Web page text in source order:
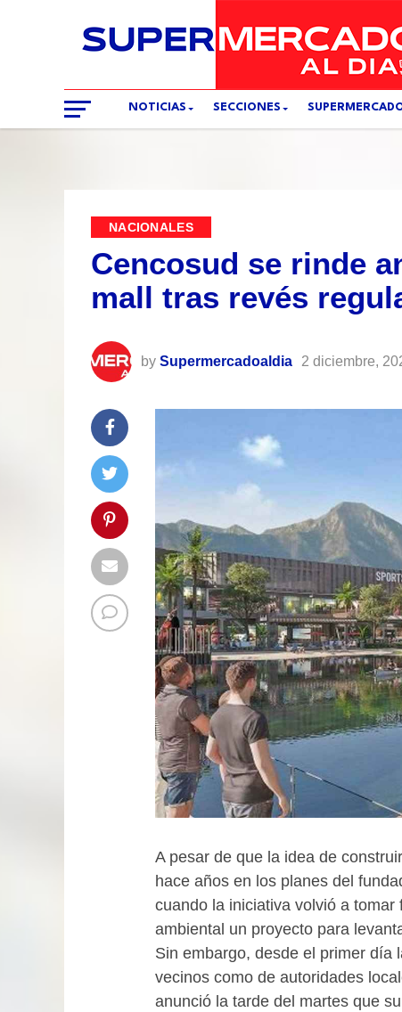
NOTICIAS SECCIONES
NACIONALES
Cencosud se rinde
mall tras revés
by Supermercadoaldia 2 diciembre,
A pesar de que la idea de
hace años en los planes del
cuando la iniciativa volvió a
ambiental un proyecto para
Sin embargo, desde el primer día
vecinos como de autoridades
anunció la tarde del martes que